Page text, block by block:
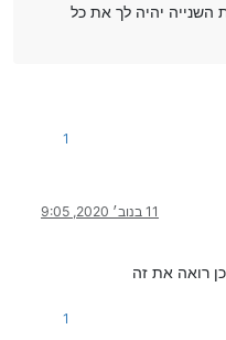
יהיה לך את כל
1
11 בנוב׳ 2020, 9:05
1